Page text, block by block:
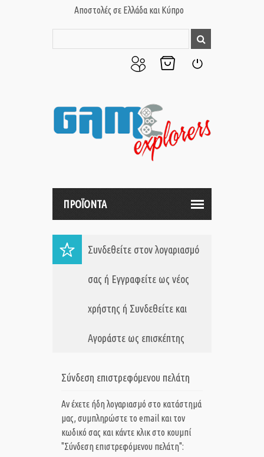
Αποστολές σε Ελλάδα και Κύπρο
μου
ΠΡΟΪΟΝΤΑ
Συνδεθείτε στον λογαριασμό
σας ή Εγγραφείτε ως νέος
χρήστης ή Συνδεθείτε και
Αγοράστε ως επισκέπτης
Σύνδεση επιστρεφόμενου πελάτη
Αν έχετε ήδη λογαριασμό στο κατάστημά
μας, συμπληρώστε το email και τον
κωδικό σας και κάντε κλικ στο κουμπί
"Σύνδεση επιστρεφόμενου πελάτη":